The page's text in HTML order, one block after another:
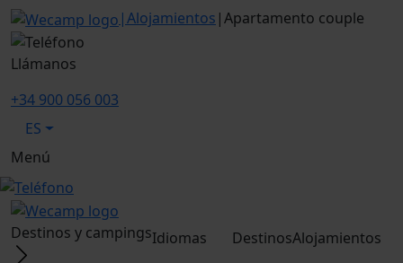
|Alojamientos |Apartamento couple
Llámanos
+34 900 056 003
ES
Menú
Destinos y campingsIdiomas
DestinosAlojamientos